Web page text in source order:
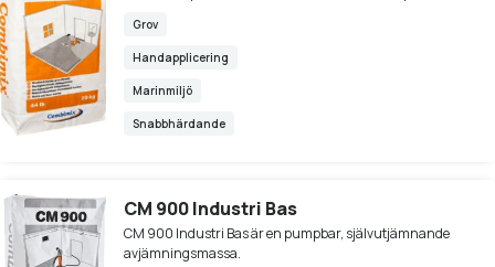
Grov
Handapplicering
Marinmiljö
Snabbhärdande
CM 900 Industri Bas
CM 900 Industri Bas är en pumpbar, självutjämnande
avjämningsmassa.